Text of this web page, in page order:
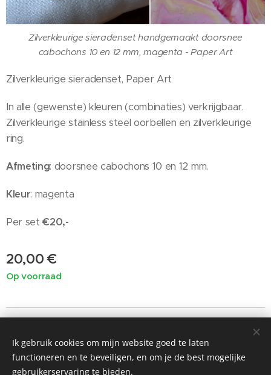
Zilverkleurige sieradenset handgemaakt doorsnee
cabochons 10 en 12 mm, magenta - Paper Art
Zilverkleurige sieradenset, Paper Art
In alle (gewenste) kleuren (combinaties) verkrijgbaar.
Zilverkleurige stainless steel oorbellen en zilverkleurige
ring.
Afmeting: doorsnee cabochons 10 en 12 mm.
Kleur: magenta
Per set€20,-
20,00 €
Op voorraad
©2019 Painted by Me / Heart 4 Art, alle rechten voorbehouden
voor de kunst
Ik gebruik cookies om mijn website goed te laten
functioneren en te beveiligen, en om je de best mogelijke
gebruikerservaring te bieden.